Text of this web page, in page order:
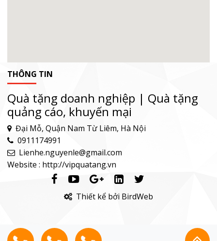
THÔNG TIN
Quà tặng doanh nghiệp | Quà tặng
quảng cáo, khuyến mại
Đại Mỗ, Quận Nam Từ Liêm, Hà Nội
0911174991
Lienhe.nguyenle@gmail.com
Website : http://vipquatang.vn
Thiết kể bởi BirdWeb